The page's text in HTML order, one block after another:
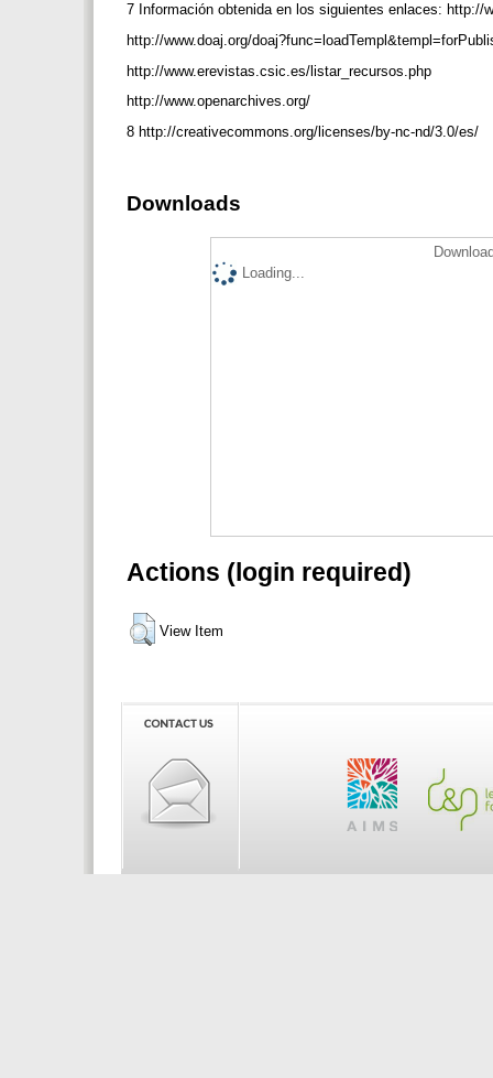
7 Información obtenida en los siguientes enlaces: http://
http://www.doaj.org/
http://www.erevistas.csic.es/listar_recursos.php
http://www.openarchives.org/
8 http://creativecommons.org/licenses/by-nc-nd/3.0/es/
Downloads
Loading...
Actions (login required)
View Item